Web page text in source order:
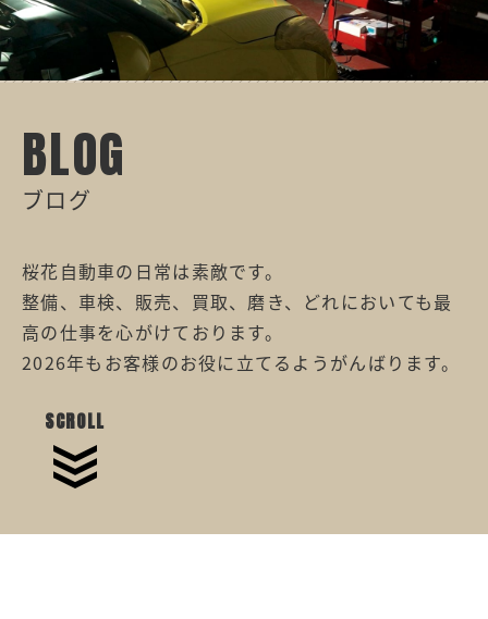
BLOG
ブログ
桜花自動車の日常は素敵です。
整備、車検、販売、買取、磨き、どれにおいても最
高の仕事を心がけております。
2026年もお客様のお役に立てるようがんばります。
SCROLL